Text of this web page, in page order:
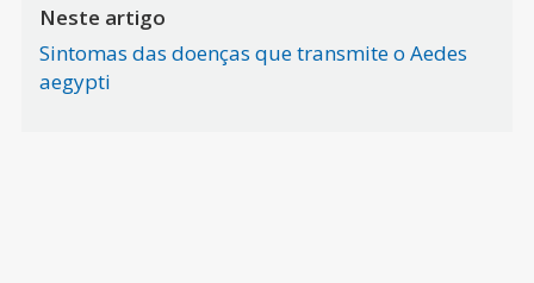
Neste artigo
Sintomas das doenças que transmite o Aedes
aegypti